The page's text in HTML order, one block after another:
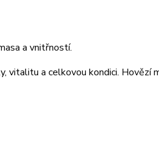
a vnitřností.
a celkovou kondici. Hovězí